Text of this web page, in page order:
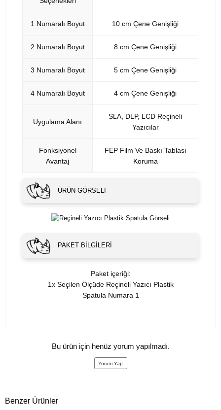
1 Numaralı Boyut 10 cm Çene Genişliği
2 Numaralı Boyut 8 cm Çene Genişliği
3 Numaralı Boyut 5 cm Çene Genişliği
4 Numaralı Boyut 4 cm Çene Genişliği
Uygulama Alanı
SLA, DLP, LCD Reçineli
Yazıcılar
Fonksiyonel
Avantaj
FEP Film Ve Baskı Tablası
Koruma
ÜRÜN GÖRSELI
PAKET BILGILERI
Paket içeriği:
1x Seçilen Ölçüde Reçineli Yazıcı Plastik
Spatula Numara 1
Bu ürün için henüz yorum yapılmadı.
Yorum Yap
Benzer Ürünler